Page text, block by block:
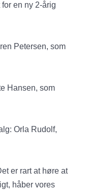
en ny 2-årig
Petersen, som
Hansen, som
Orla Rudolf,
er rart at høre at
håber vores